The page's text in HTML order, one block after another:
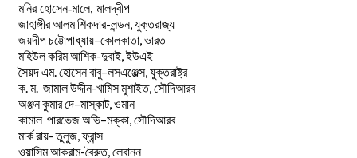
মনির হোসেন-মালে, মালদ্বীপ
জাহাঙ্গীর আলম শিকদার-লন্ডন, যুক্তরাজ্য
জয়দীপচট্টোপাধ্যায়–কোলকাতা ভারত
মহিউল করিম আশিক-দুবাই, ইউএই
সৈয়দএম. হোসেনবাবু–লসএঞ্জেল্স, যুক্তরাষ্ট্র
ক ম. জামালউদ্দীন-খামিস মুশাইত, সৌদিআরব
অঞ্জনকুমারদে–মাস্কাট, ওমান
কামাল পারভেজঅভি–মক্কা সৌদিআরব
মার্ক রায়- তুলুজ, ফ্রান্স
ওয়াসিম আকরাম-বৈরুত, লেবানন